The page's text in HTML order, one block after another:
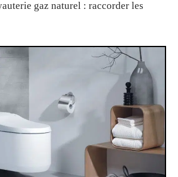
gaz naturel : raccorder les